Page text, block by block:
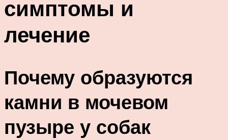
симптомы и
лечение
Почему образуются
камни в мочевом
пузыре у собак